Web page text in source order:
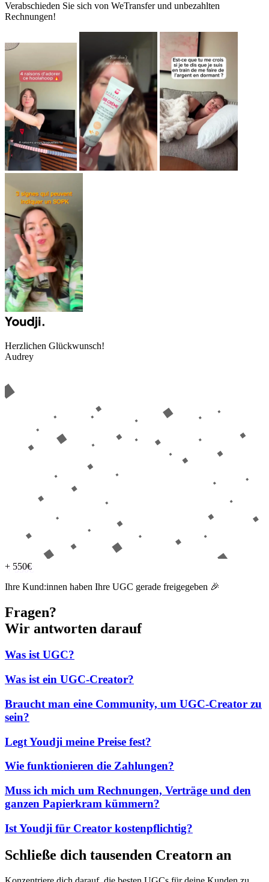
Verabschieden Sie sich von WeTransfer und unbezahlten
Rechnungen!
Herzlichen Glückwunsch!
Audrey
+ 550€
Ihre Kund:innen haben Ihre UGC gerade freigegeben 🎉
Fragen?
Wir antworten darauf
Was ist UGC?
Was ist ein UGC-Creator?
Braucht man eine Community, um UGC-Creator zu
sein?
Legt Youdji meine Preise fest?
Wie funktionieren die Zahlungen?
Muss ich mich um Rechnungen, Verträge und den
ganzen Papierkram kümmern?
Ist Youdji für Creator kostenpflichtig?
Schließe dich tausenden Creatorn an